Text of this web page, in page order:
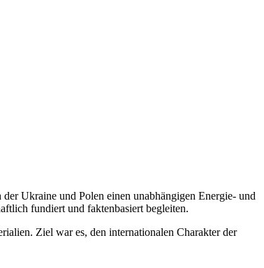
Ukraine und Polen einen unabhängigen Energie- und
fundiert und faktenbasiert begleiten.
Ziel war es, den internationalen Charakter der